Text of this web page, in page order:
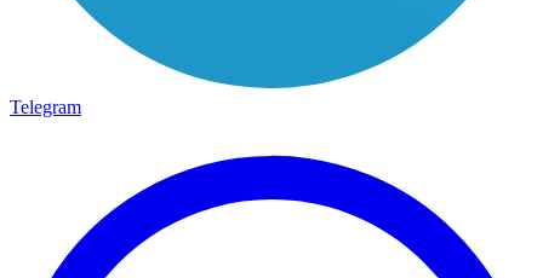
Telegram